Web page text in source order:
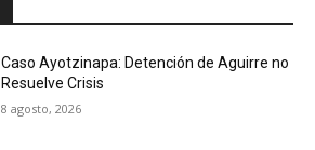
Caso Ayotzinapa: Detención de Aguirre no
Resuelve Crisis
8 agosto, 2026